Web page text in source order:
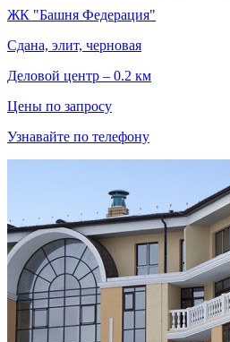
ЖК "Башня Федерация"
Сдана, элит, черновая
Деловой центр – 0.2 км
Цены по запросу
Узнавайте по телефону